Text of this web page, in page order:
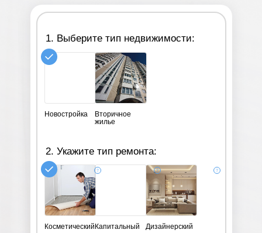
Новостройка
Вторичное
жилье
Косметический Капитальный Дизайнерский
1. Выберите тип недвижимости:
2. Укажите тип ремонта: